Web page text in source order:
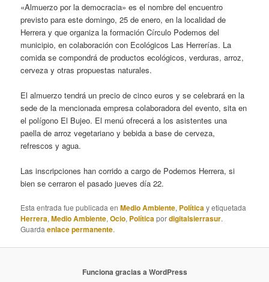
«Almuerzo por la democracia» es el nombre del encuentro
previsto para este domingo, 25 de enero, en la localidad de
Herrera y que organiza la formación Círculo Podemos del
municipio, en colaboración con Ecológicos Las Herrerías. La
comida se compondrá de productos ecológicos, verduras, arroz,
cerveza y otras propuestas naturales.
El almuerzo tendrá un precio de cinco euros y se celebrará en la
sede de la mencionada empresa colaboradora del evento, sita en
el polígono El Bujeo. El menú ofrecerá a los asistentes una
paella de arroz vegetariano y bebida a base de cerveza,
refrescos y agua.
Las inscripciones han corrido a cargo de Podemos Herrera, si
bien se cerraron el pasado jueves día 22.
Esta entrada fue publicada enMedio Ambiente, Políticay etiquetada
Herrera,Medio Ambiente,Ocio, Políticapordigitalsierrasur.
Guardaenlace permanente.
Funciona gracias a WordPress